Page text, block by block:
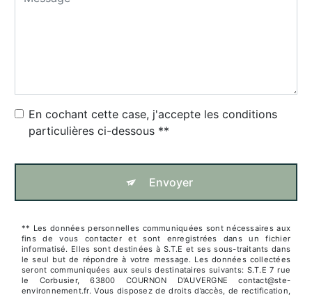
En cochant cette case, j'accepte les conditions
particulières ci-dessous **
Envoyer
** Les données personnelles communiquées sont nécessaires aux
fins de vous contacter et sont enregistrées dans un fichier
informatisé. Elles sont destinées à S.T.E et ses sous-traitants dans
le seul but de répondre à votre message. Les données collectées
seront communiquées aux seuls destinataires suivants: S.T.E 7 rue
le Corbusier, 63800 COURNON D'AUVERGNE contact@ste-
environnement.fr. Vous disposez de droits d’accès, de rectification,